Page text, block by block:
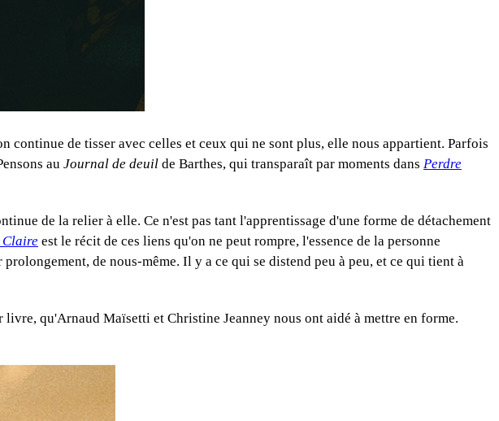
de tisser avec celles et ceux qui ne sont plus, elle nous appartient. Parfois
au Journal de deuil de Barthes, qui transparaît par moments dans Perdre
de la relier à elle. Ce n'est pas tant l'apprentissage d'une forme de détachement
Claire est le récit de ces liens qu'on ne peut rompre, l'essence de la personne
de nous-même. Il y a ce qui se distend peu à peu, et ce qui tient à
livre, qu'Arnaud Maïsetti et Christine Jeanney nous ont aidé à mettre en forme.